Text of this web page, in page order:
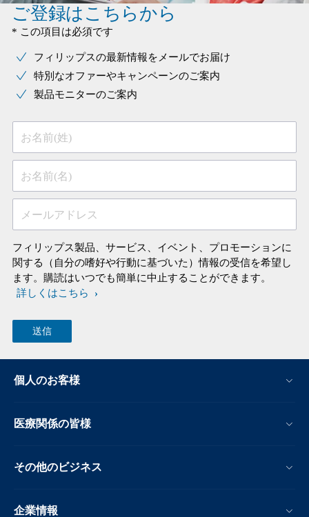
ご登録はこちらから
* この項目は必須です
フィリップスの最新情報をメールでお届け
特別なオファーやキャンペーンのご案内
製品モニターのご案内
お名前(姓)
お名前(名)
メールアドレス
フィリップス製品、サービス、イベント、プロモーションに
関する（自分の嗜好や行動に基づいた）情報の受信を希望し
ます。購読はいつでも簡単に中止することができます。
詳しくはこちら
個人のお客様
医療関係の皆様
その他のビジネス
企業情報